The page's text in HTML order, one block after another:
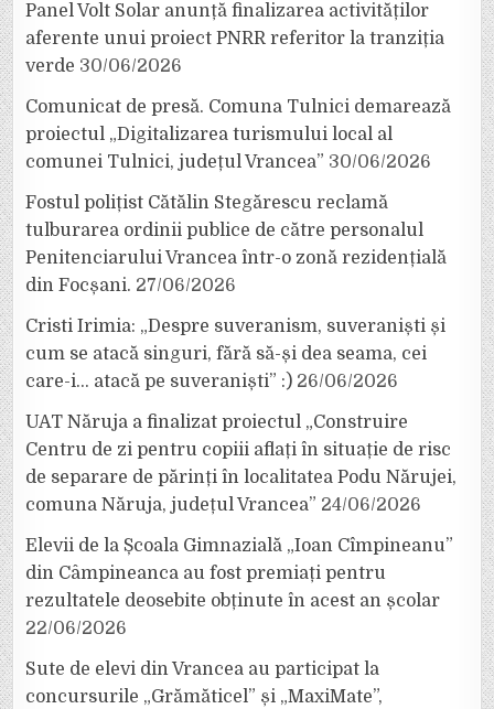
Panel Volt Solar anunță finalizarea activităților
aferente unui proiect PNRR referitor la tranziția
verde 30/06/2026
Comunicat de presă. Comuna Tulnici demarează
proiectul „Digitalizarea turismului local al
comunei Tulnici, județul Vrancea” 30/06/2026
Fostul polițist Cătălin Stegărescu reclamă
tulburarea ordinii publice de către personalul
Penitenciarului Vrancea într-o zonă rezidențială
din Focșani. 27/06/2026
Cristi Irimia: „Despre suveranism, suveraniști și
cum se atacă singuri, fără să-și dea seama, cei
care-i… atacă pe suveraniști” :) 26/06/2026
UAT Năruja a finalizat proiectul „Construire
Centru de zi pentru copiii aflați în situație de risc
de separare de părinți în localitatea Podu Nărujei,
comuna Năruja, județul Vrancea” 24/06/2026
Elevii de la Școala Gimnazială „Ioan Cîmpineanu”
din Câmpineanca au fost premiați pentru
rezultatele deosebite obținute în acest an școlar
22/06/2026
Sute de elevi din Vrancea au participat la
concursurile „Grămăticel” și „MaxiMate”,